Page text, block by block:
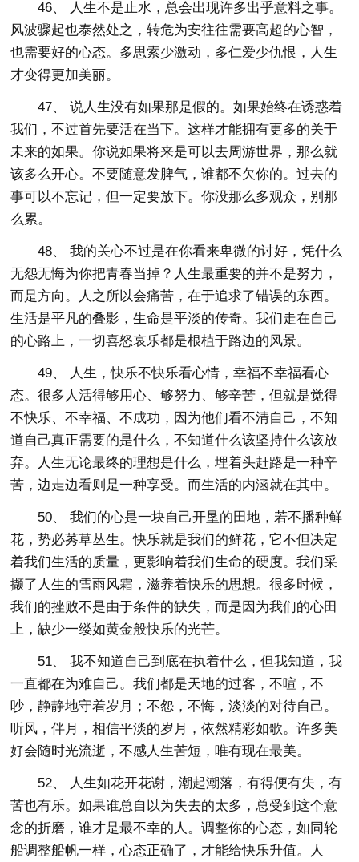
46、 人生不是止水，总会出现许多出乎意料之事。
风波骤起也泰然处之，转危为安往往需要高超的心智，
也需要好的心态。多思索少激动，多仁爱少仇恨，人生
才变得更加美丽。
47、 说人生没有如果那是假的。如果始终在诱惑着
我们，不过首先要活在当下。这样才能拥有更多的关于
未来的如果。你说如果将来是可以去周游世界，那么就
该多么开心。不要随意发脾气，谁都不欠你的。过去的
事可以不忘记，但一定要放下。你没那么多观众，别那
么累。
48、 我的关心不过是在你看来卑微的讨好，凭什么
无怨无悔为你把青春当掉？人生最重要的并不是努力，
而是方向。人之所以会痛苦，在于追求了错误的东西。
生活是平凡的叠影，生命是平淡的传奇。我们走在自己
的心路上，一切喜怒哀乐都是根植于路边的风景。
49、 人生，快乐不快乐看心情，幸福不幸福看心
态。很多人活得够用心、够努力、够辛苦，但就是觉得
不快乐、不幸福、不成功，因为他们看不清自己，不知
道自己真正需要的是什么，不知道什么该坚持什么该放
弃。人生无论最终的理想是什么，埋着头赶路是一种辛
苦，边走边看则是一种享受。而生活的内涵就在其中。
50、 我们的心是一块自己开垦的田地，若不播种鲜
花，势必莠草丛生。快乐就是我们的鲜花，它不但决定
着我们生活的质量，更影响着我们生命的硬度。我们采
撷了人生的雪雨风霜，滋养着快乐的思想。很多时候，
我们的挫败不是由于条件的缺失，而是因为我们的心田
上，缺少一缕如黄金般快乐的光芒。
51、 我不知道自己到底在执着什么，但我知道，我
一直都在为难自己。我们都是天地的过客，不喧，不
吵，静静地守着岁月；不怨，不悔，淡淡的对待自己。
听风，伴月，相信平淡的岁月，依然精彩如歌。许多美
好会随时光流逝，不感人生苦短，唯有现在最美。
52、 人生如花开花谢，潮起潮落，有得便有失，有
苦也有乐。如果谁总自以为失去的太多，总受到这个意
念的折磨，谁才是最不幸的人。调整你的心态，如同轮
船调整船帆一样，心态正确了，才能给快乐升值。人